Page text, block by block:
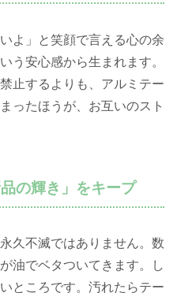
よ」と笑顔で言える心の余
う安心感から生まれます。
止するよりも、アルミテー
ったほうが、お互いのスト
の輝き」をキープ
久不滅ではありません。数
油でベタついてきます。し
ところです。汚れたらテー